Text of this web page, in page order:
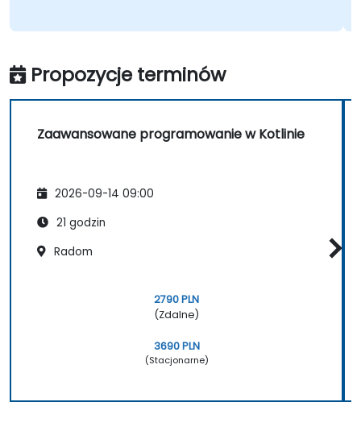
Propozycje terminów
Zaawansowane programowanie w Kotlinie
2026-09-14 09:00
21 godzin
Radom
2790 PLN
(Zdalne)
3690 PLN
(Stacjonarne)